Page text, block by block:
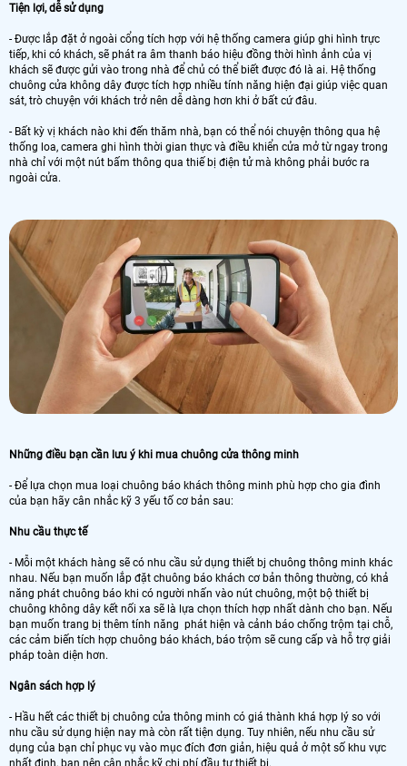
Tiện lợi, dễ sử dụng
- Được lắp đặt ở ngoài cổng tích hợp với hệ thống camera giúp ghi hình trực
tiếp, khi có khách, sẽ phát ra âm thanh báo hiệu đồng thời hình ảnh của vị
khách sẽ được gửi vào trong nhà để chủ có thể biết được đó là ai. Hệ thống
chuông cửa không dây được tích hợp nhiều tính năng hiện đại giúp việc quan
sát, trò chuyện với khách trở nên dễ dàng hơn khi ở bất cứ đâu.
- Bất kỳ vị khách nào khi đến thăm nhà, bạn có thể nói chuyện thông qua hệ
thống loa, camera ghi hình thời gian thực và điều khiển cửa mở từ ngay trong
nhà chỉ với một nút bấm thông qua thiế bị điện tử mà không phải bước ra
ngoài cửa.
Những điều bạn cần lưu ý khi mua chuông cửa thông minh
- Để lựa chọn mua loại chuông báo khách thông minh phù hợp cho gia đình
của bạn hãy cân nhắc kỹ 3 yếu tố cơ bản sau:
Nhu cầu thực tế
- Mỗi một khách hàng sẽ có nhu cầu sử dụng thiết bj chuông thông minh khác
nhau. Nếu bạn muốn lắp đặt chuông báo khách cơ bản thông thường, có khả
năng phát chuông báo khi có người nhấn vào nút chuông, một bộ thiết bị
chuông không dây kết nối xa sẽ là lựa chọn thích hợp nhất dành cho bạn. Nếu
bạn muốn trang bị thêm tính năng phát hiện và cảnh báo chống trộm tại chỗ,
các cảm biến tích hợp chuông báo khách, báo trộm sẽ cung cấp và hỗ trợ giải
pháp toàn diện hơn.
Ngân sách hợp lý
- Hầu hết các thiết bị chuông cửa thông minh có giá thành khá hợp lý so với
nhu cầu sử dụng hiện nay mà còn rất tiện dụng. Tuy nhiên, nếu nhu cầu sử
dụng của bạn chỉ phục vụ vào mục đích đơn giản, hiệu quả ở một số khu vực
nhất định, bạn nên cân nhắc kỹ chi phí đầu tư thiết bị.